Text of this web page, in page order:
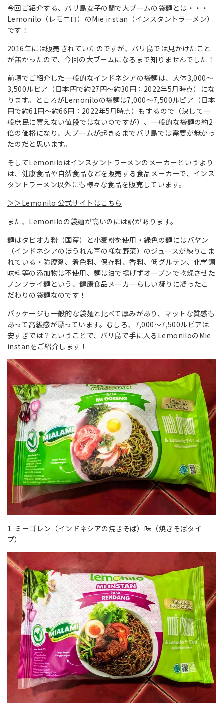
今回ご紹介する、バリ島女子の間で大ブームの袋麺とは・・・
Lemonilo（レモニロ）のMie instan（インスタントラーメン）
です！
2016年には販売されていたのですが、バリ島では見かけたこと
が無かったので、今回の大ブームになるまで知りませんでした！
前項でご紹介した一般的なインドネシアの袋麺は、大体3,000～
3,500ルピア（日本円で約27円～約30円：2022年5月時点）にな
ります。ところがLemoniloの袋麺は7,000～7,500ルピア（日本
円で約61円～約66円：2022年5月時点）もするので（決して一
般庶民に買えない値段ではないのですが）、一般的な袋麺の約2
倍の価格になり、大ブームが起きるまでバリ島では需要が無かっ
たのだと思います。
そしてLemoniloはインスタントラーメンのメーカーというより
は、健康食品や自然食品などを販売する食品メーカーで、インス
タントラーメン以外にも様々な食品を販売しています。
＞＞Lemonilo 公式サイトはこちら
また、Lemoniloの袋麺が高いのには訳があります。
麺はタピオカ粉（国産）と小麦粉を使用・緑色の麺にはバヤン
（インドネシアのほうれん草の様な野菜）のジュースが練りこま
れている・防腐剤、着色料、保存料、香料、低グルテン、化学調
味料等の添加物は不使用、麺は油で揚げずオーブンで乾燥させた
ノンフライ麺という、健康食品メーカーらしい凝りに凝ったこ
だわりの袋麺なのです！
パッケージも一般的な袋麺と比べて厚みがあり、マットな質感も
あって高級感が漂っています。むしろ、7,000～7,500ルピアは
安すぎでは？ということで、バリ島で手に入るLemoniloのMie
instanをご紹介します！
1. ミーゴレン（インドネシアの焼きそば）味（焼きそばタイ
プ）